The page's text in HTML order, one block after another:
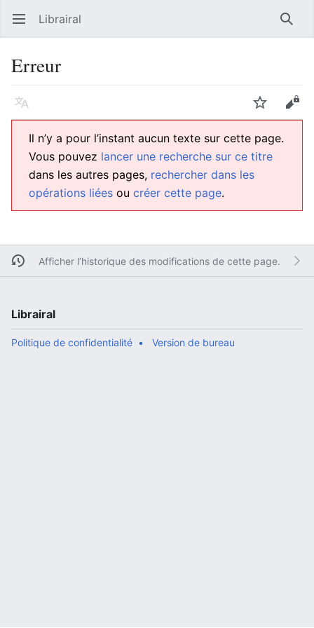
Ouvrir le menu principal Librairal
Erreur
Langue Suivre
Il n’y a pour l’instant aucun texte sur cette page.
Vous pouvez lancer une recherche sur ce titre
dans les autres pages, rechercher dans les
opérations liées ou créer cette page.
Afficher l’historique des modifications de cette page.
Librairal
Politique de confidentialité Version de bureau